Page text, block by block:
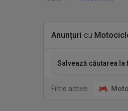
Anunțuri cu
Salvează căutarea la
Filtre active: